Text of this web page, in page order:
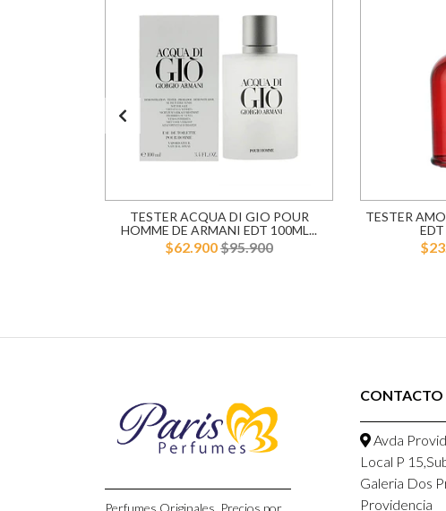
TESTER ACQUA DI GIO POUR
HOMME DE ARMANI EDT 100ML...
$62.900$95.900
TESTER
Perfumes Originales, Precios por
CONTACTO
Avda
Local P
Galeria Dos
Providencia